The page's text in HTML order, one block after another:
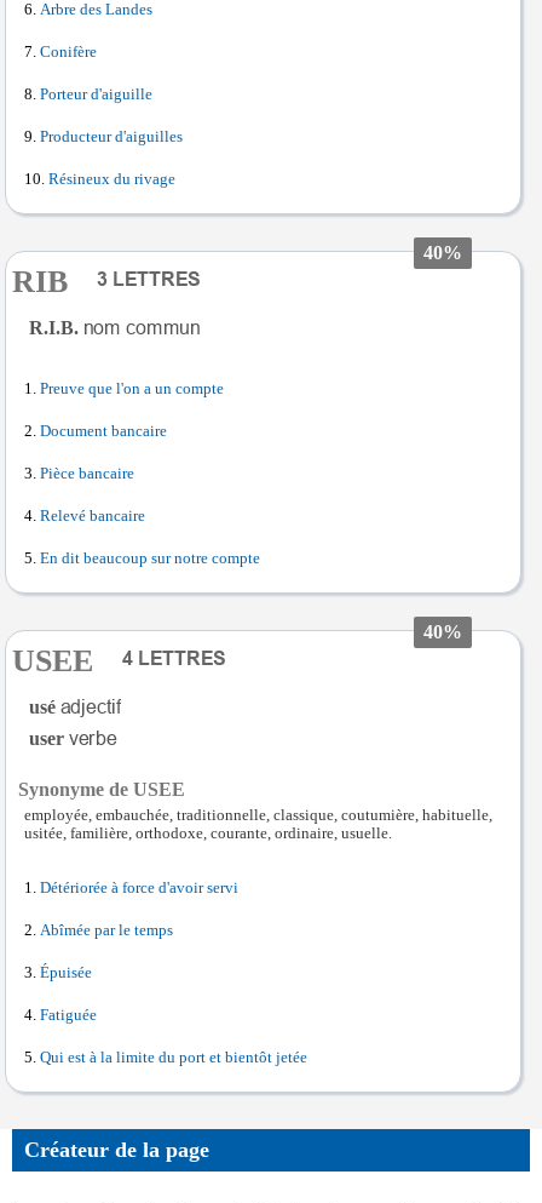
Arbre des Landes
Conifère
Porteur d'aiguille
Producteur d'aiguilles
Résineux du rivage
40%
RIB
R.I.B.
Preuve que l'on a un compte
Document bancaire
Pièce bancaire
Relevé bancaire
En dit beaucoup sur notre compte
40%
USEE
usé
user
Synonyme de USEE
employée, embauchée, traditionnelle, classique, coutumière, habituelle,
usitée, familière, orthodoxe, courante, ordinaire, usuelle.
Détériorée à force d'avoir servi
Abîmée par le temps
Épuisée
Fatiguée
Qui est à la limite du port et bientôt jetée
Créateur de la page